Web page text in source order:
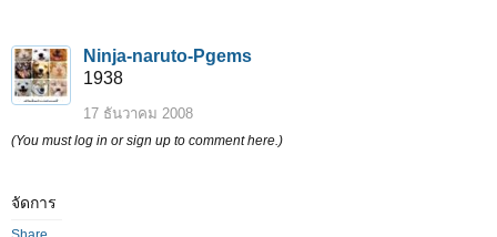
Ninja-naruto-Pgems
1938
17 ธันวาคม 2008
(You must log in or sign up to comment here.)
จัดการ